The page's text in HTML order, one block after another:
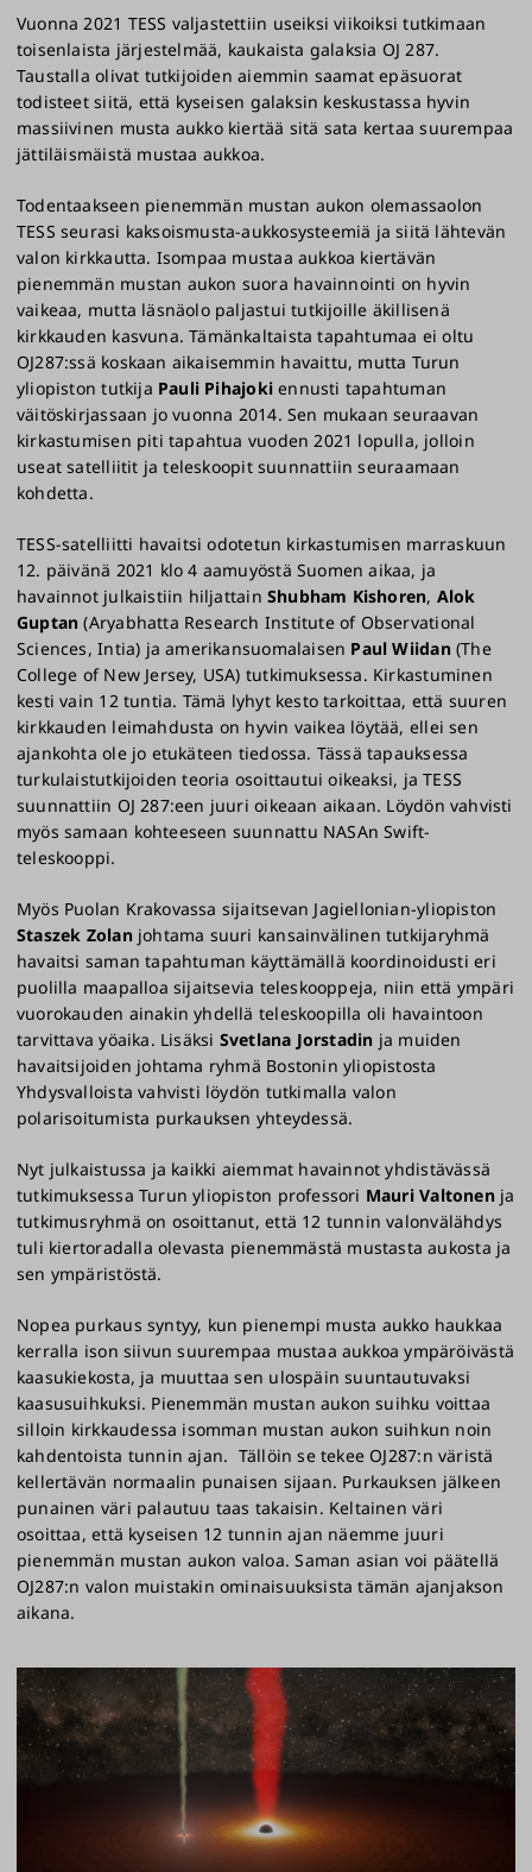
Vuonna 2021 TESS valjastettiin useiksi viikoiksi tutkimaan
toisenlaista järjestelmää, kaukaista galaksia OJ 287.
Taustalla olivat tutkijoiden aiemmin saamat epäsuorat
todisteet siitä, että kyseisen galaksin keskustassa hyvin
massiivinen musta aukko kiertää sitä sata kertaa suurempaa
jättiläismäistä mustaa aukkoa.
Todentaakseen pienemmän mustan aukon olemassaolon
TESS seurasi kaksoismusta-aukkosysteemiä ja siitä lähtevän
valon kirkkautta. Isompaa mustaa aukkoa kiertävän
pienemmän mustan aukon suora havainnointi on hyvin
vaikeaa, mutta läsnäolo paljastui tutkijoille äkillisenä
kirkkauden kasvuna. Tämänkaltaista tapahtumaa ei oltu
OJ287:ssä koskaan aikaisemmin havaittu, mutta Turun
yliopiston tutkija Pauli Pihajokiennusti tapahtuman
väitöskirjassaan jo vuonna 2014. Sen mukaan seuraavan
kirkastumisen piti tapahtua vuoden 2021 lopulla, jolloin
useat satelliitit ja teleskoopit suunnattiin seuraamaan
kohdetta.
TESS-satelliitti havaitsi odotetun kirkastumisen marraskuun
12. päivänä 2021 klo 4 aamuyöstä Suomen aikaa, ja
havainnot julkaistiin hiljattain Shubham Kishoren, Alok
Guptan (Aryabhatta Research Institute of Observational
Sciences, Intia) ja amerikansuomalaisen Paul Wiidan (The
College of New Jersey, USA) tutkimuksessa. Kirkastuminen
kesti vain 12 tuntia. Tämä lyhyt kesto tarkoittaa, että suuren
kirkkauden leimahdusta on hyvin vaikea löytää, ellei sen
ajankohta ole jo etukäteen tiedossa. Tässä tapauksessa
turkulaistutkijoiden teoria osoittautui oikeaksi, ja TESS
suunnattiin OJ 287:een juuri oikeaan aikaan. Löydön vahvisti
myös samaan kohteeseen suunnattu NASAn Swift-
teleskooppi.
Myös Puolan Krakovassa sijaitsevan Jagiellonian-yliopiston
Staszek Zolan johtama suuri kansainvälinen tutkijaryhmä
havaitsi saman tapahtuman käyttämällä koordinoidusti eri
puolilla maapalloa sijaitsevia teleskooppeja, niin että ympäri
vuorokauden ainakin yhdellä teleskoopilla oli havaintoon
tarvittava yöaika. Lisäksi Svetlana Jorstadin ja muiden
havaitsijoiden johtama ryhmä Bostonin yliopistosta
Yhdysvalloista vahvisti löydön tutkimalla valon
polarisoitumista purkauksen yhteydessä.
Nyt julkaistussa ja kaikki aiemmat havainnot yhdistävässä
tutkimuksessa Turun yliopiston professori Mauri Valtonen ja
tutkimusryhmä on osoittanut, että 12 tunnin valonvälähdys
tuli kiertoradalla olevasta pienemmästä mustasta aukosta ja
sen ympäristöstä.
Nopea purkaus syntyy, kun pienempi musta aukko haukkaa
kerralla ison siivun suurempaa mustaa aukkoa ympäröivästä
kaasukiekosta, ja muuttaa sen ulospäin suuntautuvaksi
kaasusuihkuksi. Pienemmän mustan aukon suihku voittaa
silloin kirkkaudessa isomman mustan aukon suihkun noin
kahdentoista tunnin ajan. Tällöin se tekee OJ287:n väristä
kellertävän normaalin punaisen sijaan. Purkauksen jälkeen
punainen väri palautuu taas takaisin. Keltainen väri
osoittaa, että kyseisen 12 tunnin ajan näemme juuri
pienemmän mustan aukon valoa. Saman asian voi päätellä
OJ287:n valon muistakin ominaisuuksista tämän ajanjakson
aikana.